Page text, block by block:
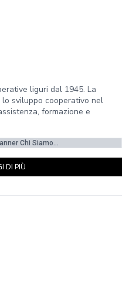
liguri dal 1945. La
sviluppo cooperativo nel
formazione e
Chi Siamo...
DI PIÙ